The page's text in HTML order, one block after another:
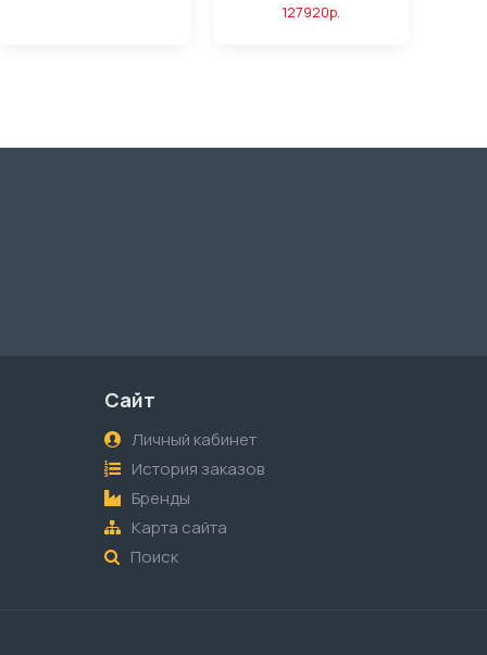
127920р.
Сайт
Личный кабинет
История заказов
Бренды
Карта сайта
Поиск